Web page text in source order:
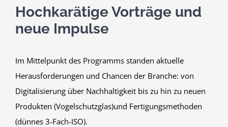
Hochkarätige Vorträge und
neue Impulse
Im Mittelpunkt des Programms standen aktuelle
Herausforderungen und Chancen der Branche: von
Digitalisierung über Nachhaltigkeit bis zu hin zu neuen
Produkten (Vogelschutzglas)und Fertigungsmethoden
(dünnes 3-Fach-ISO).